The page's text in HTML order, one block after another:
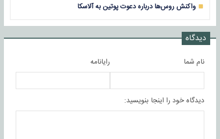
واکنش روس‌ها درباره دعوت پوتین به آلاسکا
دیدگاه
نام شما رایانامه
دیدگاه خود را اینجا بنویسید: